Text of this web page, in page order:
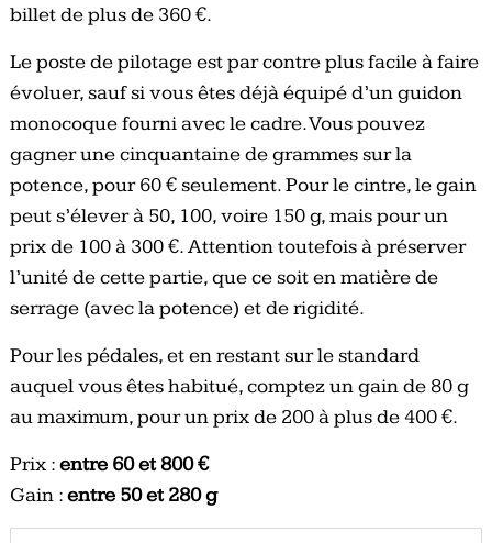
billet de plus de 360 €.
Le poste de pilotage est par contre plus facile à faire
évoluer, sauf si vous êtes déjà équipé d’un guidon
monocoque fourni avec le cadre. Vous pouvez
gagner une cinquantaine de grammes sur la
potence, pour 60 € seulement. Pour le cintre, le gain
peut s’élever à 50, 100, voire 150 g, mais pour un
prix de 100 à 300 €. Attention toutefois à préserver
l’unité de cette partie, que ce soit en matière de
serrage (avec la potence) et de rigidité.
Pour les pédales, et en restant sur le standard
auquel vous êtes habitué, comptez un gain de 80 g
au maximum, pour un prix de 200 à plus de 400 €.
Prix :entre 60 et 800 €
Gain :entre 50 et 280 g